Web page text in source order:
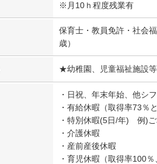
※月10ｈ程度残業有
保育士・教員免許・社会
歳）
★幼稚園、児童福祉施設
・日祝、年末年始、他シ
・有給休暇（取得率73％
・特別休暇(5日/年) 例)
・介護休暇
・産前産後休暇
・育児休暇（取得率100％